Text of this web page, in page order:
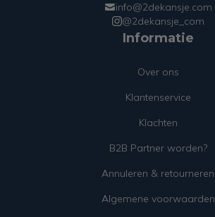
info@2dekansje.com
@2dekansje_com
Informatie
Over ons
Klantenservice
Klachten
B2B Partner worden?
Annuleren & retourneren
Algemene voorwaarden